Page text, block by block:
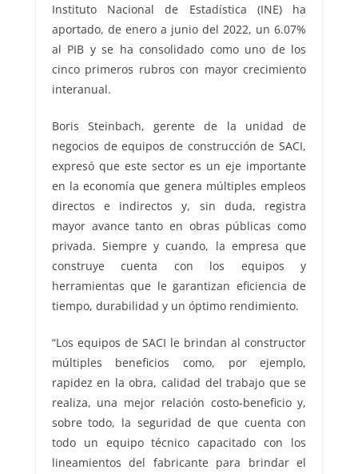
Instituto Nacional de Estadística (INE) ha
aportado, de enero a junio del 2022, un 6.07%
al PIB y se ha consolidado como uno de los
cinco primeros rubros con mayor crecimiento
interanual.
Boris Steinbach, gerente de la unidad de
negocios de equipos de construcción de SACI,
expresó que este sector es un eje importante
en la economía que genera múltiples empleos
directos e indirectos y, sin duda, registra
mayor avance tanto en obras públicas como
privada. Siempre y cuando, la empresa que
construye cuenta con los equipos y
herramientas que le garantizan eficiencia de
tiempo, durabilidad y un óptimo rendimiento.
“Los equipos de SACI le brindan al constructor
múltiples beneficios como, por ejemplo,
rapidez en la obra, calidad del trabajo que se
realiza, una mejor relación costo-beneficio y,
sobre todo, la seguridad de que cuenta con
todo un equipo técnico capacitado con los
lineamientos del fabricante para brindar el